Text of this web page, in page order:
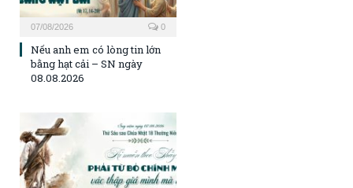
07/08/2026 0
Nếu anh em có lòng tin lớn
bằng hạt cải – SN ngày
08.08.2026